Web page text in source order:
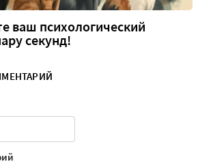
ваш психологический
секунд!